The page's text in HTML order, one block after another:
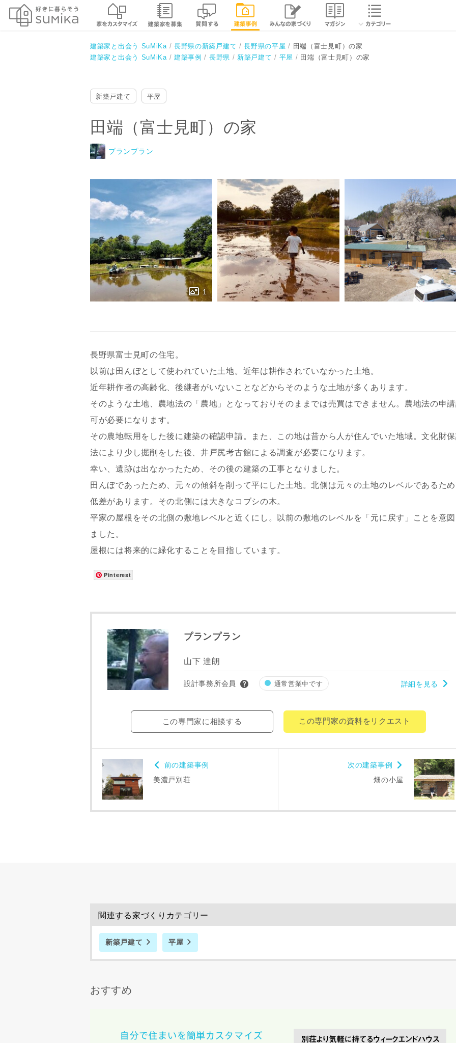
閉じる
建築家と出会う SuMiKa 長野県の新築戸建て 長野県の平屋
田端（富士見町）の家
建築家と出会う SuMiKa
建築事例 長野県 新築戸建て 平屋 田端（富士見町）の家
田端（富士見町）の家
プランプラン
新築戸建て 平屋
田端（富士見町）の家
プランプラン
長野県富士見町の住宅。
以前は田んぼとして使われていた土地。近年は耕作されていなかった土地。
近年耕作者の高齢化、後継者がいないことなどからそのような土地が多くあります。
そのような土地、農地法の「農地」となっておりそのままでは売買はできません。農地法の申
可が必要になります。
その農地転用をした後に建築の確認申請。また、この地は昔から人が住んでいた地域。文化財
法により少し掘削をした後、井戸尻考古館による調査が必要になります。
幸い、遺跡は出なかったため、その後の建築の工事となりました。
田んぼであったため、元々の傾斜を削って平にした土地。北側は元々の土地のレベルであるた
低差があります。その北側には大きなコブシの木。
平家の屋根をその北側の敷地レベルと近くにし。以前の敷地のレベルを「元に戻す」ことを意図
ました。
屋根には将来的に緑化することを目指しています。
Pinterest
プランプラン
山下 達朗
設計事務所会員 通常営業中です 詳細を見る
この専門家に相談する この専門家の資料をリクエスト
前の建築事例
美濃戸別荘
次の建築事例
畑の小屋
関連する家づくりカテゴリー
新築戸建て 平屋
おすすめ
-
都道府県
建築予定地